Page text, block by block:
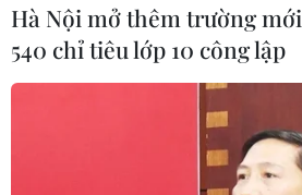
#Bộ sưu tập
Hà Nội mở thêm trường
540 chỉ tiêu lớp 10 công lập